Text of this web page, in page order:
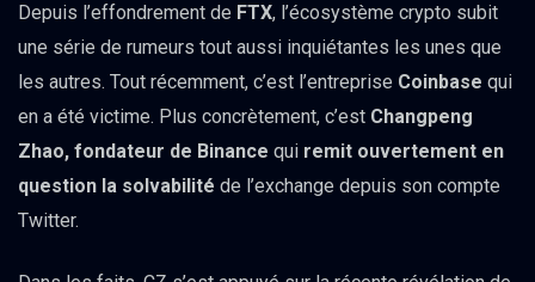
Depuis l’effondrement de FTX, l’écosystème crypto subit
une série de rumeurs tout aussi inquiétantes les unes que
les autres. Tout récemment, c’est l’entreprise Coinbase qui
en a été victime. Plus concrètement, c’est Changpeng
Zhao, fondateur de Binance qui remit ouvertement en
question la solvabilité de l’exchange depuis son compte
Twitter.